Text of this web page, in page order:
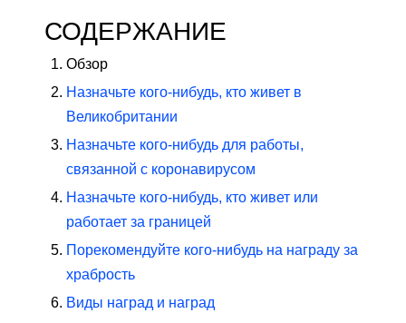
СОДЕРЖАНИЕ
Обзор
Назначьте кого-нибудь, кто живет в
Великобритании
Назначьте кого-нибудь для работы,
связанной с коронавирусом
Назначьте кого-нибудь, кто живет или
работает за границей
Порекомендуйте кого-нибудь на награду за
храбрость
Виды наград и наград